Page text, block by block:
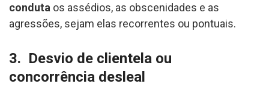
conduta os assédios, as obscenidades e as
agressões, sejam elas recorrentes ou pontuais.
3. Desvio de clientela ou
concorrência desleal